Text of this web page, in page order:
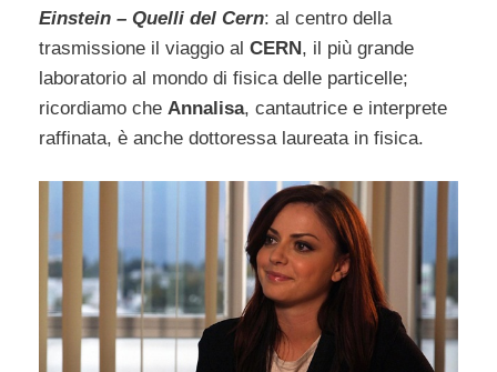
Einstein – Quelli del Cern: al centro della
trasmissione il viaggio al CERN, il più grande
laboratorio al mondo di fisica delle particelle;
ricordiamo che Annalisa, cantautrice e interprete
raffinata, è anche dottoressa laureata in fisica.